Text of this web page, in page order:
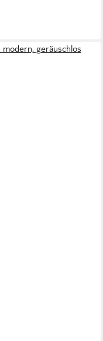
geräuschlos